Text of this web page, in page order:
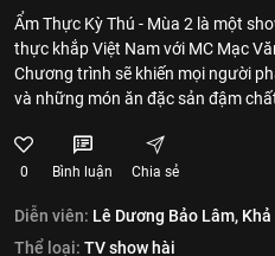
Ẩm Thực Kỳ Thú - Mùa 2 là một
thực khắp Việt Nam với MC Mạc
Chương trình sẽ khiến mọi người
và những món ăn đặc sản đậm
0 Bình luận Chia sẻ
Diễn viên: Lê Dương Bảo Lâm,
Thể loại: TV show hài